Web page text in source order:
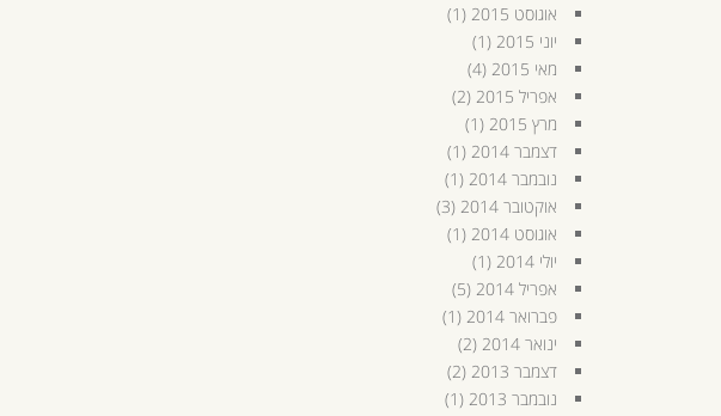
אוגוסט 2015
(1)
יוני 2015
(1)
מאי 2015
(4)
אפריל 2015
(2)
מרץ 2015
(1)
דצמבר 2014
(1)
נובמבר 2014
(1)
אוקטובר 2014
(3)
אוגוסט 2014
(1)
יולי 2014
(1)
אפריל 2014
(5)
פברואר 2014
(1)
ינואר 2014
(2)
דצמבר 2013
(2)
נובמבר 2013
(1)